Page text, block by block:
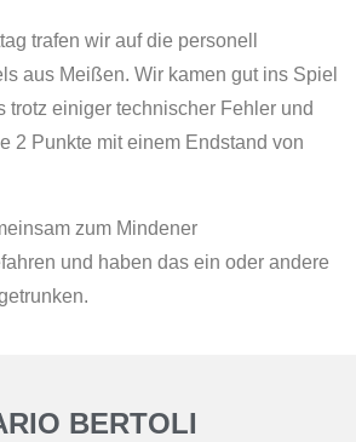
trafen wir auf die personell
aus Meißen. Wir kamen gut ins Spiel
trotz einiger technischer Fehler und
2 Punkte mit einem Endstand von
zum Mindener
und haben das ein oder andere
BERTOLI